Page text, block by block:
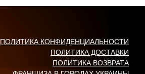
ПОЛИТИКА КОНФИДЕНЦИАЛЬНОСТИ
ПОЛИТИКА ДОСТАВКИ
ПОЛИТИКА ВОЗВРАТА